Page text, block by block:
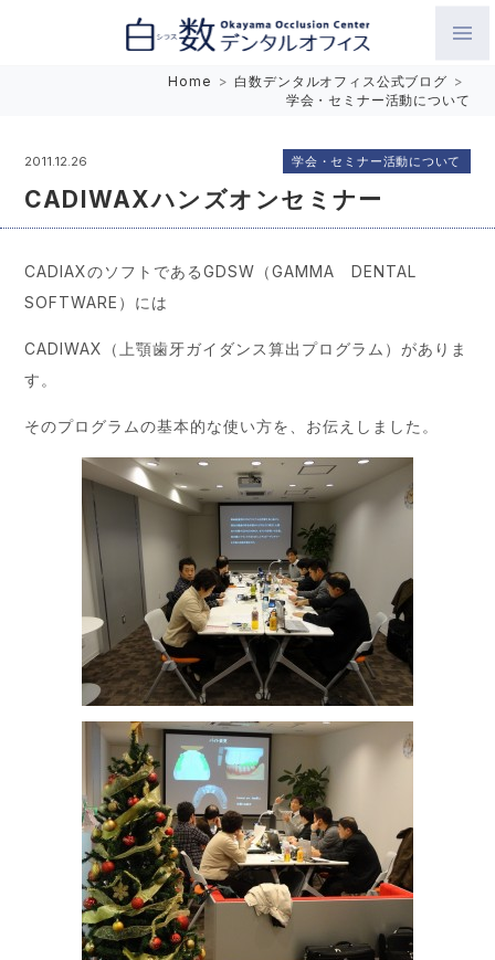
Home > 白数デンタルオフィス公式ブログ >
学会・セミナー活動について
2011.12.26
CADIWAXハンズオンセミナー
学会・セミナー活動について
CADIAXのソフトであるGDSW（GAMMA DENTAL
SOFTWARE）には
CADIWAX（上顎歯牙ガイダンス算出プログラム）がありま
す。
そのプログラムの基本的な使い方を、お伝えしました。